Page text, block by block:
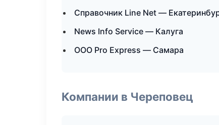
Справочник Line Net —
News Info Service — Калуга
ООО Pro Express — Самара
Компании в Череповец